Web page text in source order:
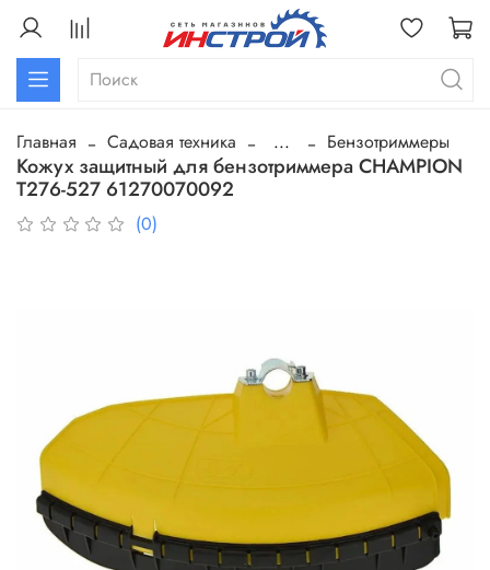
Главная Садовая техника ... Бензотриммеры
Кожух защитный для бензотриммера CHAMPION
T276-527 61270070092
(0)